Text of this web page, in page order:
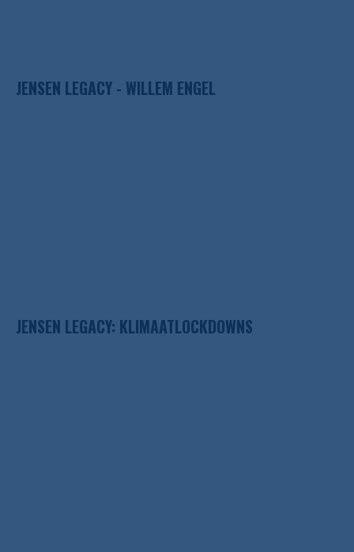
JENSEN LEGACY - WILLEM ENGEL
JENSEN LEGACY: KLIMAATLOCKDOWNS